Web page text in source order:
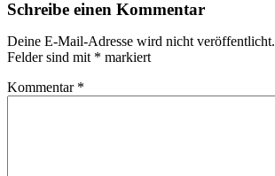
Schreibe einen Kommentar
Deine E-Mail-Adresse wird nicht veröffentlicht.
Felder sind mit * markiert
Kommentar *